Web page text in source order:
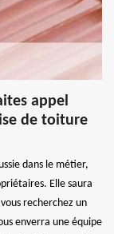
appel
de toiture
dans le métier,
Elle saura
recherchez un
enverra une équipe